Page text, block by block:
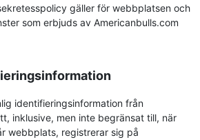
gäller för webbplatsen och
som erbjuds av Americanbulls.com
identifieringsinformation från
inklusive, men inte begränsat till, när
webbplats, registrerar sig på